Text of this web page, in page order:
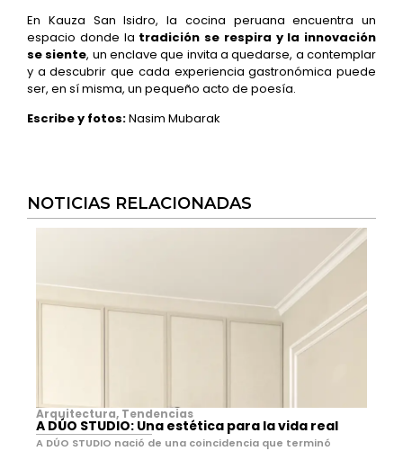
En Kauza San Isidro, la cocina peruana encuentra un
espacio donde la tradición se respira y la innovación
se siente, un enclave que invita a quedarse, a contemplar
y a descubrir que cada experiencia gastronómica puede
ser, en sí misma, un pequeño acto de poesía.
Escribe y fotos:Nasim Mubarak
NOTICIAS RELACIONADAS
Arquitectura, Tendencias
A DÚO STUDIO: Una estética para la vida real
A DÚO STUDIO nació de una coincidencia que terminó